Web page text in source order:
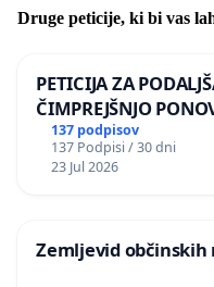
Druge peticije, ki bi vas
PETICIJA ZA
ČIMPREJŠNJO
BERNARDA
REPUBLIKE
137 podpisov
137 Podpisi / 30 dni
23 Jul 2026
Zemljevid občinskih